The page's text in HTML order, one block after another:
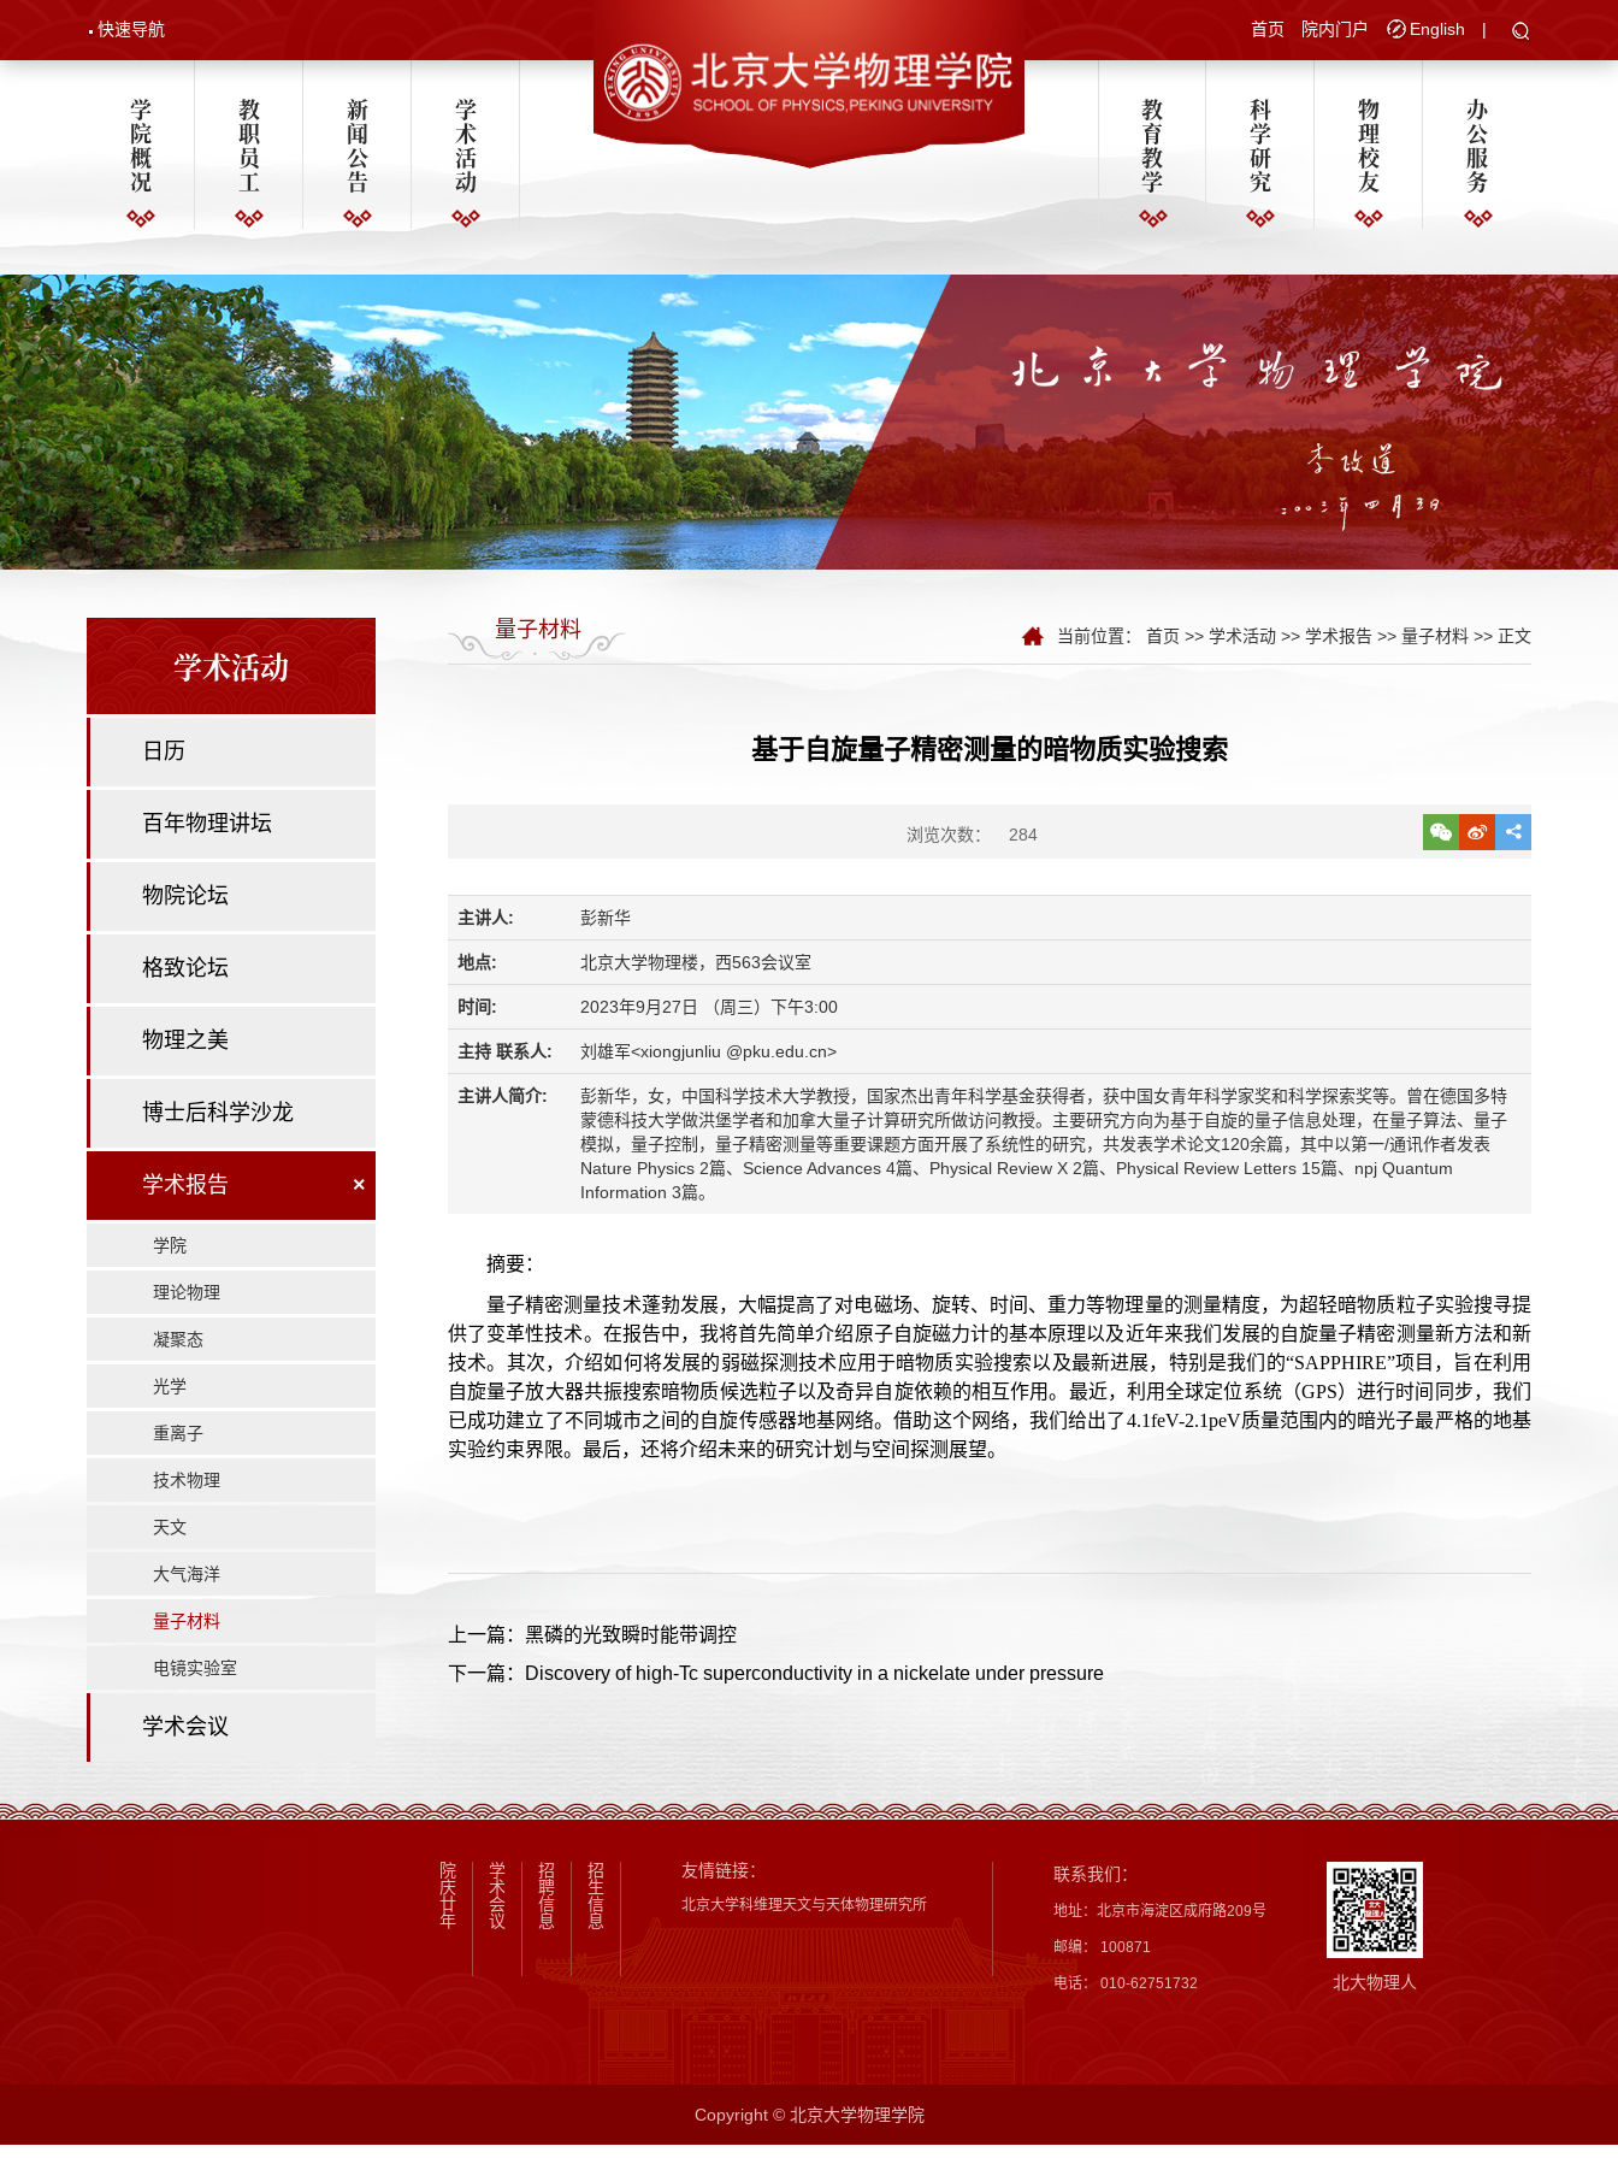
快速导航 首页 院内门户 English |
学
院
概
况
教
职
员
工
新
闻
公
告
学
术
活
动
教
育
教
学
科
学
研
究
物
理
校
友
办
公
服
务
学术活动
日历
百年物理讲坛
物院论坛
格致论坛
物理之美
博士后科学沙龙
学术报告 ×
学院
理论物理
凝聚态
光学
重离子
技术物理
天文
大气海洋
量子材料
电镜实验室
学术会议
量子材料 当前位置： 首页 >> 学术活动 >> 学术报告 >> 量子材料 >> 正文
基于自旋量子精密测量的暗物质实验搜索
浏览次数： 284
主讲人: 彭新华
地点: 北京大学物理楼，西563会议室
时间: 2023年9月27日 （周三）下午3:00
主持 联系人: 刘雄军<xiongjunliu @pku.edu.cn>
主讲人简介:
彭新华，女，中国科学技术大学教授，国家杰出青年科学基金获得者，获中国女青年科学家奖和科学探索奖等。曾在德国多特
蒙德科技大学做洪堡学者和加拿大量子计算研究所做访问教授。主要研究方向为基于自旋的量子信息处理，在量子算法、量子
模拟，量子控制，量子精密测量等重要课题方面开展了系统性的研究，共发表学术论文120余篇，其中以第一/通讯作者发表
Nature Physics 2篇、Science Advances 4篇、Physical Review X 2篇、Physical Review Letters 15篇、npj Quantum
Information 3篇。
摘要：
量子精密测量技术蓬勃发展，大幅提高了对电磁场、旋转、时间、重力等物理量的测量精度，为超轻暗物质粒子实验搜寻提
供了变革性技术。在报告中，我将首先简单介绍原子自旋磁力计的基本原理以及近年来我们发展的自旋量子精密测量新方法和新
技术。其次，介绍如何将发展的弱磁探测技术应用于暗物质实验搜索以及最新进展，特别是我们的“SAPPHIRE”项目，旨在利用
自旋量子放大器共振搜索暗物质候选粒子以及奇异自旋依赖的相互作用。最近，利用全球定位系统（GPS）进行时间同步，我们
已成功建立了不同城市之间的自旋传感器地基网络。借助这个网络，我们给出了4.1feV-2.1peV质量范围内的暗光子最严格的地基
实验约束界限。最后，还将介绍未来的研究计划与空间探测展望。
上一篇：黑磷的光致瞬时能带调控
下一篇：Discovery of high-Tc superconductivity in a nickelate under pressure
院
庆
廿
年
学
术
会
议
招
聘
信
息
招
生
信
息
友情链接：
北京大学科维理天文与天体物理研究所
联系我们：
地址：北京市海淀区成府路209号
邮编： 100871
电话： 010-62751732 北大物理人
Copyright © 北京大学物理学院